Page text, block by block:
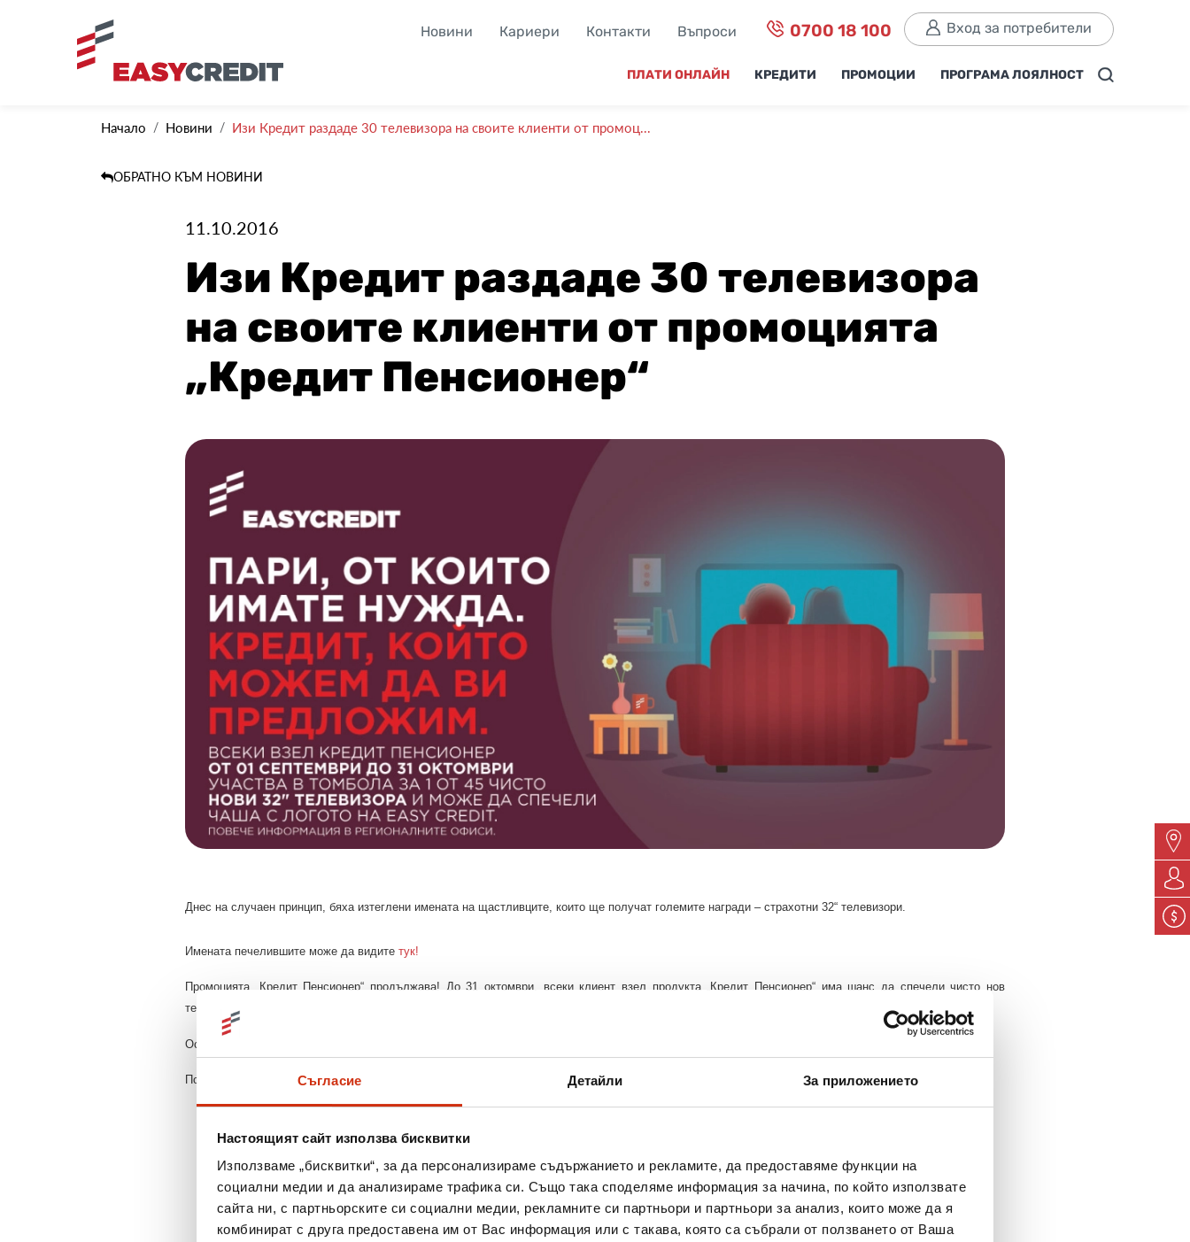
Съгласие Детайли За приложението
Настоящият сайт използва бисквитки
Използваме „бисквитки“, за да персонализираме съдържанието и рекламите, да предоставяме функции на
социални медии и да анализираме трафика си. Също така споделяме информация за начина, по който използвате
сайта ни, с партньорските си социални медии, рекламните си партньори и партньори за анализ, които може да я
комбинират с друга предоставена им от Вас информация или с такава, която са събрали от ползването от Ваша
Новини Кариери Контакти Въпроси 0700 18 100 Вход за потребители
ПЛАТИ ОНЛАЙН КРЕДИТИ ПРОМОЦИИ ПРОГРАМА ЛОЯЛНОСТ
Начало Новини Изи Кредит раздаде 30 телевизора на своите клиенти от промоц...
ОБРАТНО КЪМ НОВИНИ
11.10.2016
Изи Кредит раздаде 30 телевизора
на своите клиенти от промоцията
„Кредит Пенсионер“
Днес на случаен принцип, бяха изтеглени имената на щастливците, които ще получат големите награди – страхотни 32“ телевизори.
Имената печелившите може да видите тук!
Промоцията „Кредит Пенсионер“ продължава! До 31
октомври, всеки клиент взел продукта „Кредит Пенсионер“ има шанс да спечели чисто нов
телевизор и много чудесни чаши.
Остават още
Повече информация може да намерите